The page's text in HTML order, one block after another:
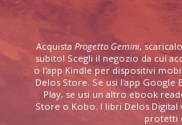
Acquista Progetto Gemini,
subito! Scegli il negozio da cui
o l'app Kindle per dispositivi
Delos Store. Se usi l'app Google
Play, se usi un altro ebook
Store o Kobo. I libri Delos
protetti